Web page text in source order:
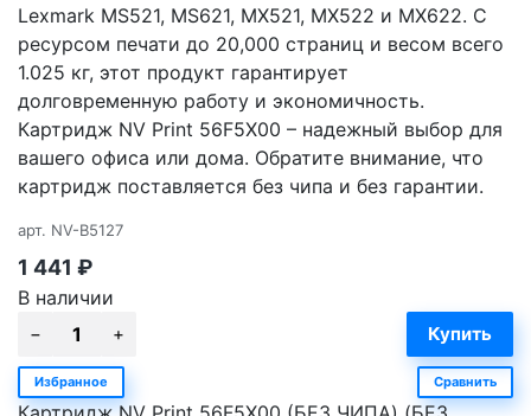
Lexmark MS521, MS621, MX521, MX522 и MX622. С
ресурсом печати до 20,000 страниц и весом всего
1.025 кг, этот продукт гарантирует
долговременную работу и экономичность.
Картридж NV Print 56F5X00 – надежный выбор для
вашего офиса или дома. Обратите внимание, что
картридж поставляется без чипа и без гарантии.
арт. NV-B5127
1 441 ₽
В наличии
Избранное Сравнить